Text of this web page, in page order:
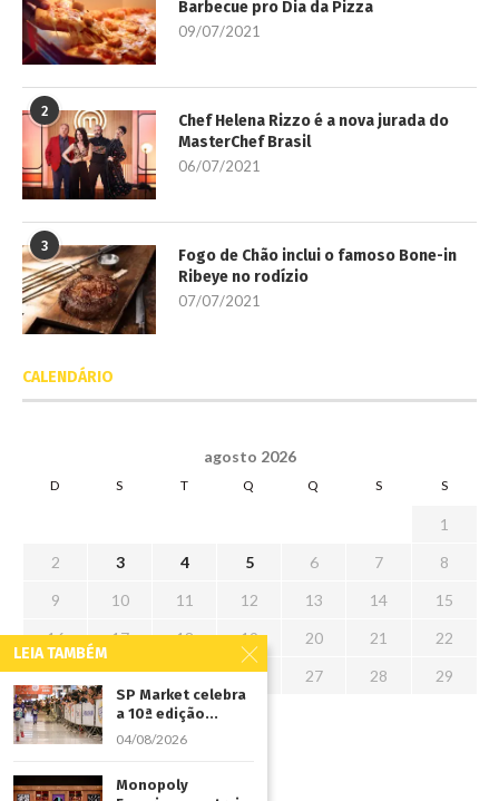
Barbecue pro Dia da Pizza
09/07/2021
2
Chef Helena Rizzo é a nova jurada do
MasterChef Brasil
06/07/2021
3
Fogo de Chão inclui o famoso Bone-in
Ribeye no rodízio
07/07/2021
CALENDÁRIO
agosto 2026
D S T Q Q S S
1
2
3 4 5 6 7
8
9
10 11 12 13 14
15
16
17 18 19 20 21
22
23
24 25 26 27 28
29
30
31
LEIA TAMBÉM
SP Market celebra
a 10ª edição...
04/08/2026
Monopoly